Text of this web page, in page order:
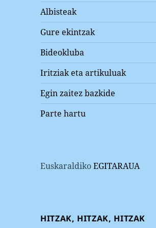
Albisteak
Gure ekintzak
Bideokluba
Iritziak eta artikuluak
Egin zaitez bazkide
Parte hartu
EuskaraldikoEGITARAUA
HITZAK, HITZAK, HITZAK